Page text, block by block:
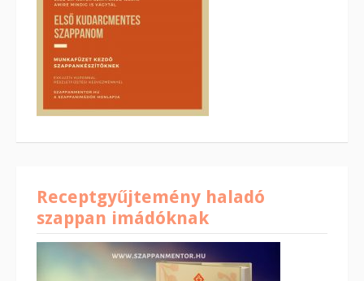
Receptgyűjtemény haladó
szappan imádóknak